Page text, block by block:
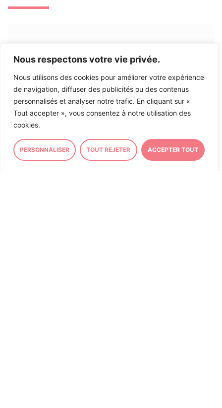
Nous respectons votre vie privée.
Nous utilisons des cookies pour améliorer votre expérience
de navigation, diffuser des publicités ou des contenus
personnalisés et analyser notre trafic. En cliquant sur «
Tout accepter », vous consentez à notre utilisation des
cookies.
PERSONNALISER TOUT REJETER ACCEPTER TOUT
Inscription à ma Lettre
d’Information
Inscrivez-vous à ma lettre d’information afin de
rester informé sur mon action et actualité politique
et locale ensuivant ce lien.